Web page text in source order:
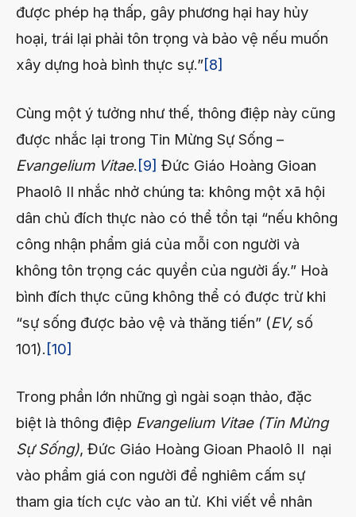
được phép hạ thấp, gây phương hại hay hủy
hoại, trái lại phải tôn trọng và bảo vệ nếu muốn
xây dựng hoà bình thực sự.”[8]
Cùng một ý tưởng như thế, thông điệp này cũng
được nhắc lại trong Tin Mừng Sự Sống –
Evangelium Vitae.[9] Đức Giáo Hoàng Gioan
Phaolô II nhắc nhở chúng ta: không một xã hội
dân chủ đích thực nào có thể tồn tại “nếu không
công nhận phẩm giá của mỗi con người và
không tôn trọng các quyền của người ấy.” Hoà
bình đích thực cũng không thể có được trừ khi
“sự sống được bảo vệ và thăng tiến” (EV, số
101).[10]
Trong phần lớn những gì ngài soạn thảo, đặc
biệt là thông điệp Evangelium Vitae (Tin Mừng
Sự Sống), Đức Giáo Hoàng Gioan Phaolô II nại
vào phẩm giá con người để nghiêm cấm sự
tham gia tích cực vào an tử. Khi viết về nhân